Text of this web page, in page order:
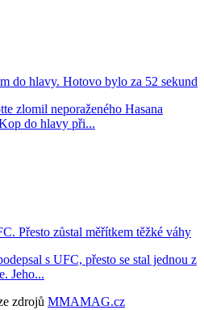
do hlavy. Hotovo bylo za 52 sekund
zlomil neporaženého Hasana
do hlavy při...
Přesto zůstal měřítkem těžké váhy
s UFC, přesto se stal jednou z
Jeho...
zdrojů MMAMAG.cz